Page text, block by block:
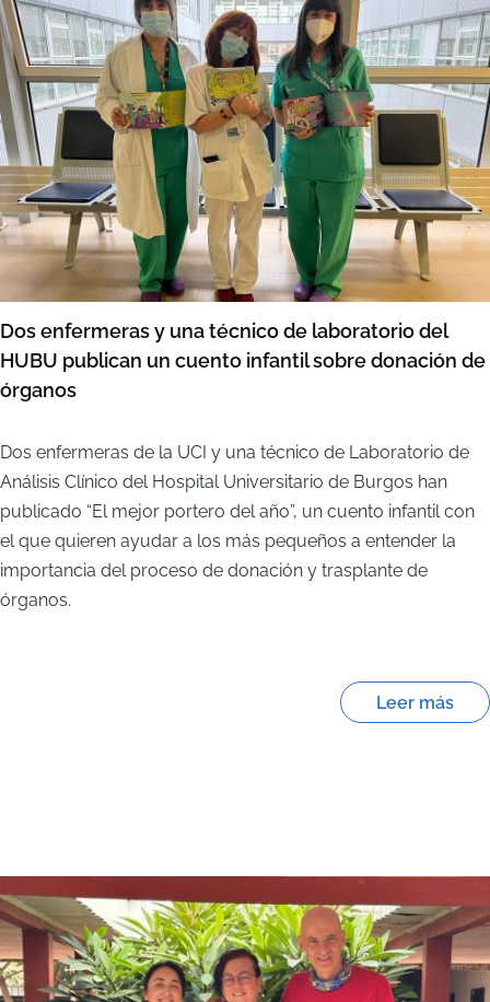
Dos enfermeras y una técnico de laboratorio del
HUBU publican un cuento infantil sobre donación de
órganos
Dos enfermeras de la UCI y una técnico de Laboratorio de
Análisis Clínico del Hospital Universitario de Burgos han
publicado “El mejor portero del año”, un cuento infantil con
el que quieren ayudar a los más pequeños a entender la
importancia del proceso de donación y trasplante de
órganos.
Leer más